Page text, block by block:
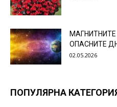
ОПАСНИТЕ
02.05.2026
ПОПУЛЯРНА